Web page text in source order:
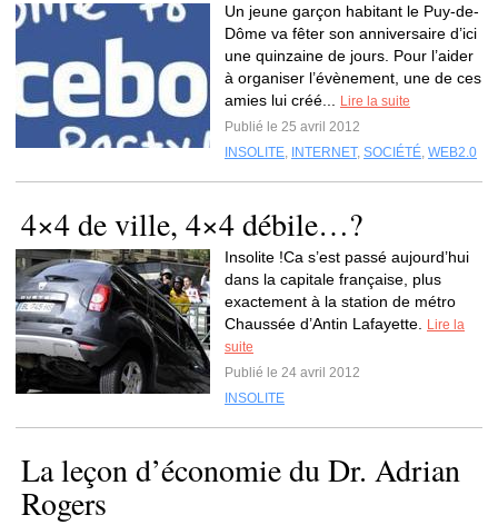
Un jeune garçon habitant le Puy-de-
Dôme va fêter son anniversaire d’ici
une quinzaine de jours. Pour l’aider
à organiser l’évènement, une de ces
amies lui créé...
Lire la suite
Publié le 25 avril 2012
INSOLITE, INTERNET, SOCIÉTÉ, WEB2.0
4×4 de ville, 4×4 débile…?
Insolite !Ca s’est passé aujourd’hui
dans la capitale française, plus
exactement à la station de métro
Chaussée d’Antin Lafayette.
Lire la
suite
Publié le 24 avril 2012
INSOLITE
La leçon d’économie du Dr. Adrian
Rogers